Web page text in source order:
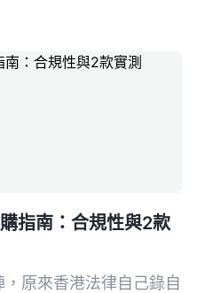
指南：合規性與2款
原來香港法律自己錄自